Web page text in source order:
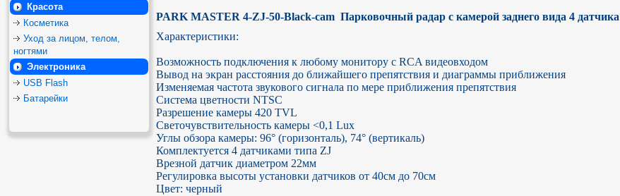
Красота
Косметика
Уход за лицом, телом,
ногтями
Электроника
USB Flash
Батарейки
PARK MASTER 4-ZJ-50-Black-cam  Парковочный радар с камерой заднего вида 4 датчика
Характеристики:
Возможность подключения к любому монитору с RCA видеовходом
Вывод на экран расстояния до ближайшего препятствия и диаграммы приближения
Изменяемая частота звукового сигнала по мере приближения препятствия
Система цветности NTSC
Разрешение камеры 420 TVL
Светочувствительность камеры <0,1 Lux
Углы обзора камеры: 96° (горизонталь), 74° (вертикаль)
Комплектуется 4 датчиками типа ZJ
Врезной датчик диаметром 22мм
Регулировка высоты установки датчиков от 40см до 70см
Цвет: черный